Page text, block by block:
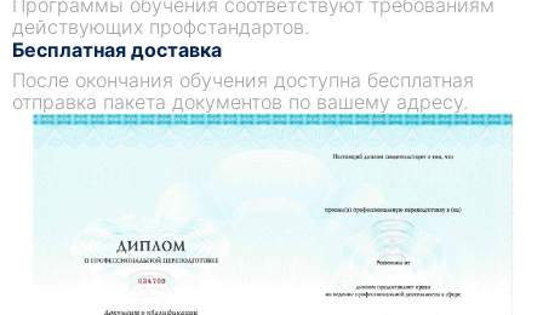
Программы обучения соответствуют требованиям
действующих профстандартов.
Бесплатная доставка
После окончания обучения доступна бесплатная
отправка пакета документов по вашему адресу.